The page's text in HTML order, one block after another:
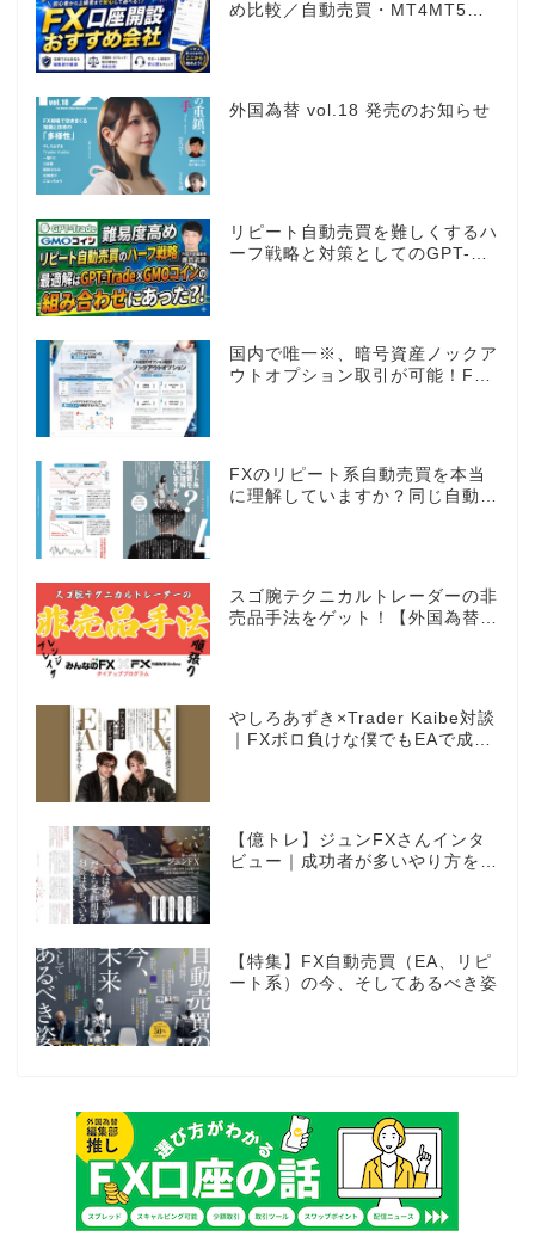
め比較／自動売買・MT4MT5対
外国為替 vol.18 発売のお知らせ
リピート自動売買を難しくするハ
ーフ戦略と対策としてのGPT-
国内で唯一※、暗号資産ノックア
ウトオプション取引が可能！FX
FXのリピート系自動売買を本当
に理解していますか？同じ自動売
スゴ腕テクニカルトレーダーの非
売品手法をゲット！【外国為替×
やしろあずき×Trader Kaibe対談
｜FXボロ負けな僕でもEAで成り
【億トレ】ジュンFXさんインタ
ビュー｜成功者が多いやり方を選
【特集】FX自動売買（EA、リピ
ート系）の今、そしてあるべき姿